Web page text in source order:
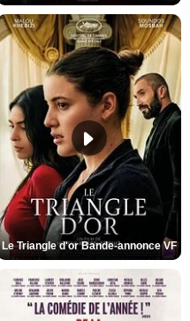
Le Triangle d'or Bande-annonce VF